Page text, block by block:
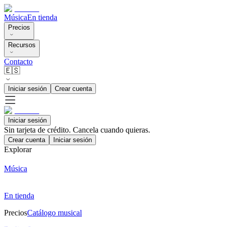
MúsicaEn tienda
Precios
Recursos
Contacto
🇪🇸
Iniciar sesión Crear cuenta
Iniciar sesión
Sin tarjeta de crédito. Cancela cuando quieras.
Crear cuenta Iniciar sesión
Explorar
Música
En tienda
PreciosCatálogo musical